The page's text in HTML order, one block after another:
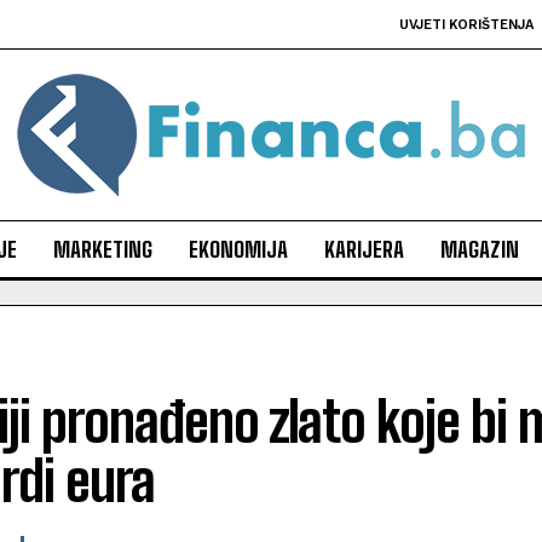
UVJETI KORIŠTENJA
MARKETING EKONOMIJA KARIJERA MAGAZIN
pronađeno zlato koje bi
eura